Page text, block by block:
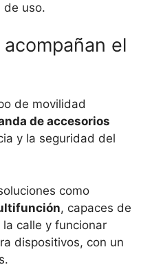
de uso.
el
de movilidad
de accesorios
y la seguridad del
como
, capaces de
calle y funcionar
dispositivos, con un